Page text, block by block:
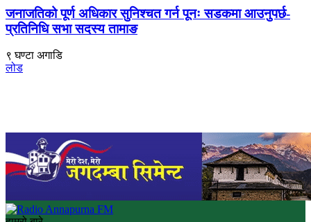
जनाजतिको पूर्ण अधिकार सुनिश्चत गर्न पूनः सडकमा आउनुपर्छ-
प्रतिनिधि सभा सदस्य तामाङ
९ घण्टा अगाडि
लोड